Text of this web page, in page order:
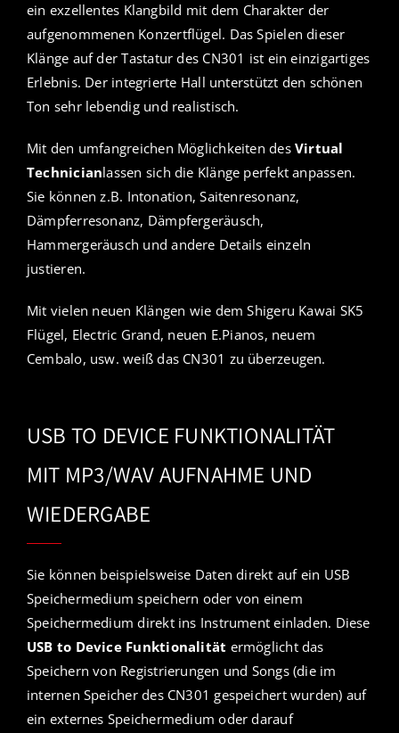
ein exzellentes Klangbild mit dem Charakter der
aufgenommenen Konzertflügel. Das Spielen dieser
Klänge auf der Tastatur des CN301 ist ein einzigartiges
Erlebnis. Der integrierte Hall unterstützt den schönen
Ton sehr lebendig und realistisch.
Mit den umfangreichen Möglichkeiten des Virtual
Technicianlassen sich die Klänge perfekt anpassen.
Sie können z.B. Intonation, Saitenresonanz,
Dämpferresonanz, Dämpfergeräusch,
Hammergeräusch und andere Details einzeln
justieren.
Mit vielen neuen Klängen wie dem Shigeru Kawai SK5
Flügel, Electric Grand, neuen E.Pianos, neuem
Cembalo, usw. weiß das CN301 zu überzeugen.
USB TO DEVICE FUNKTIONALITÄT
MIT MP3/WAV AUFNAHME UND
WIEDERGABE
Sie können beispielsweise Daten direkt auf ein USB
Speichermedium speichern oder von einem
Speichermedium direkt ins Instrument einladen. Diese
USB to Device Funktionalität ermöglicht das
Speichern von Registrierungen und Songs (die im
internen Speicher des CN301 gespeichert wurden) auf
ein externes Speichermedium oder darauf